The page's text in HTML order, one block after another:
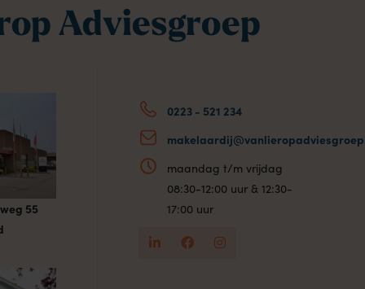
Adviesgroep
55
0223 - 521 234
maandag t/m vrijdag
08:30-12:00 uur & 12:30-
17:00 uur